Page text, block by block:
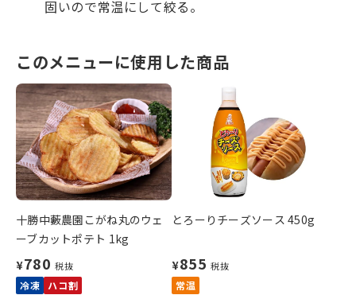
固いので常温にして絞る。
このメニューに使用した商品
十勝中藪農園こがね丸のウェ
ーブカットポテト 1kg
¥780 税抜
冷凍 ハコ割
とろーりチーズソース 450g
¥855 税抜
常温